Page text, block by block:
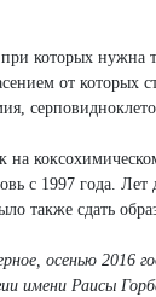
при которых
от которых
на
с 1997 года.
также сдать
осенью 2016
имени Раисы